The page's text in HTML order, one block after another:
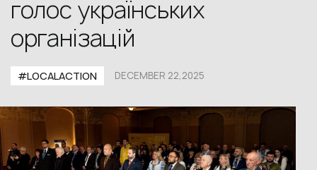
голос українських
організацій
#LOCALACTION DECEMBER 22,2025